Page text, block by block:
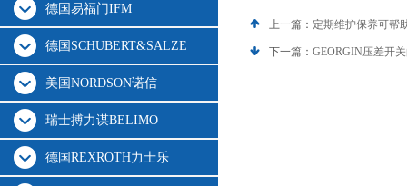
德国易福门IFM
德国SCHUBERT&SALZE
美国NORDSON诺信
瑞士搏力谋BELIMO
德国REXROTH力士乐
上一篇： 定期维护保养可帮
下一篇： GEORGIN压差开